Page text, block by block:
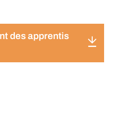
des apprentis